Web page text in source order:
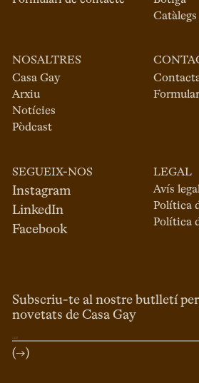
Catàlegs
NOSALTRES
Casa Gay
Arxiu
Notícies
Pòdcast
SEGUEIX-NOS
Instagram
LinkedIn
Facebook
LEGAL
Avís
Política
Política
Subscriu-te al nostre butlletí per
novetats de Casa Gay
(→)